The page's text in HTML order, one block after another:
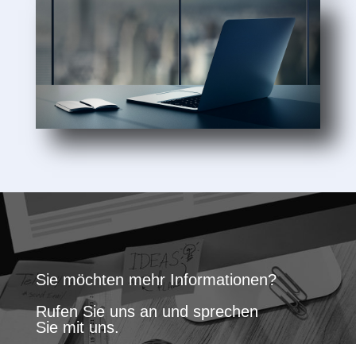
Sie möchten mehr Informationen?
Rufen Sie uns an und sprechen
Sie mit uns.